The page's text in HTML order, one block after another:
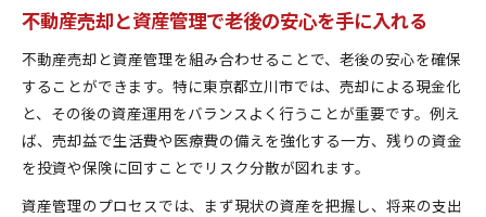
不動産売却と資産管理で老後の安心を手に入れる
不動産売却と資産管理を組み合わせることで、老後の安心を確保
することができます。特に東京都立川市では、売却による現金化
と、その後の資産運用をバランスよく行うことが重要です。例え
ば、売却益で生活費や医療費の備えを強化する一方、残りの資金
を投資や保険に回すことでリスク分散が図れます。
資産管理のプロセスでは、まず現状の資産を把握し、将来の支出